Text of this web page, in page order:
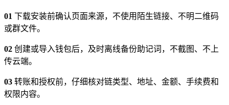
01 下载安装前确认页面来源，不使用陌生链接、不明二维码
或群文件。
02 创建或导入钱包后，及时离线备份助记词，不截图、不上
传云端。
03 转账和授权前，仔细核对链类型、地址、金额、手续费和
权限内容。